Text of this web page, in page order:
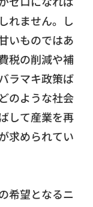
れません。し
いものではあ
税の削減や補
ラマキ政策ば
のような社会
して産業を再
求められてい
希望となるニ